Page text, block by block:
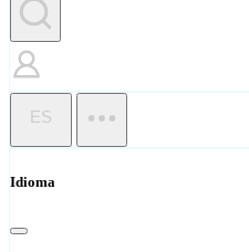
ES
Idioma